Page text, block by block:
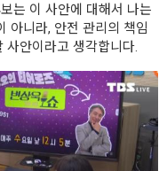
는 이 사안에 대해서 나는
아니라, 안전 관리의 책임
사안이라고 생각합니다.